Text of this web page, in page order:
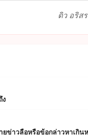
ดิว อริส
ง
ยข่าวลือหรือข้อกล่าวหาเกิน